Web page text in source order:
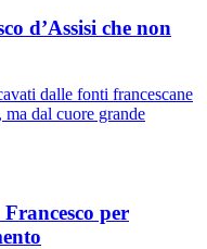
d’Assisi che non
dalle fonti francescane
dal cuore grande
per